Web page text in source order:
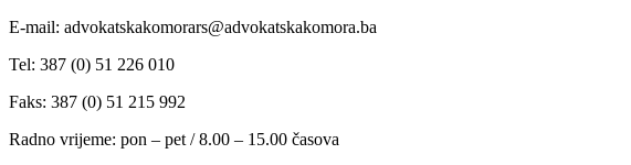
E-mail: advokatskakomorars@advokatskakomora.ba
Tel: 387 (0) 51 226 010
Faks: 387 (0) 51 215 992
Radno vrijeme: pon – pet / 8.00 – 15.00 časova